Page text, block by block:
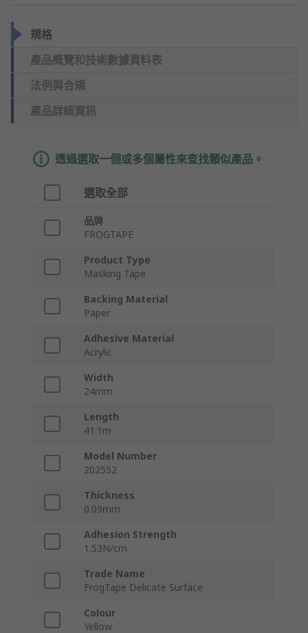
規格
產品概覽和技術數據資料表
法例與合規
產品詳細資訊
透過選取一個或多個屬性來查找類似產品。
選取全部
品牌
FROGTAPE
Product Type
Masking Tape
Backing Material
Paper
Adhesive Material
Acrylic
Width
24mm
Length
41.1m
Model Number
202552
Thickness
0.09mm
Adhesion Strength
1.53N/cm
Trade Name
FrogTape Delicate Surface
Colour
Yellow